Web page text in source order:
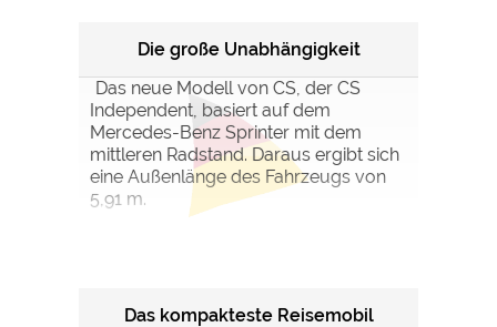
Die große Unabhängigkeit
Das neue Modell von CS, der CS
Independent, basiert auf dem
Mercedes-Benz Sprinter mit dem
mittleren Radstand. Daraus ergibt sich
eine Außenlänge des Fahrzeugs von
5,91 m.
Das kompakteste Reisemobil